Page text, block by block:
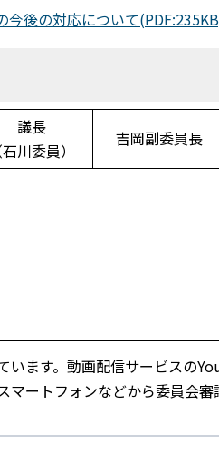
今後の対応について
議長
石川委員）
吉岡副委員長
います。動画配信サービスの
ートフォンなどから委員会審